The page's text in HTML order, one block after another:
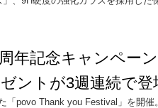
年記念キャンペー
ントが3週連続で登
「povo Thank you Festival」を開